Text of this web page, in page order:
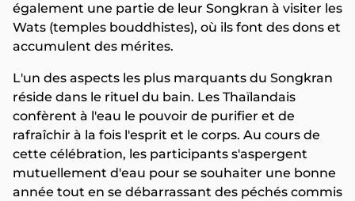
également une partie de leur Songkran à visiter les
Wats (temples bouddhistes), où ils font des dons et
accumulent des mérites.
L'un des aspects les plus marquants du Songkran
réside dans le rituel du bain. Les Thaïlandais
confèrent à l'eau le pouvoir de purifier et de
rafraîchir à la fois l'esprit et le corps. Au cours de
cette célébration, les participants s'aspergent
mutuellement d'eau pour se souhaiter une bonne
année tout en se débarrassant des péchés commis